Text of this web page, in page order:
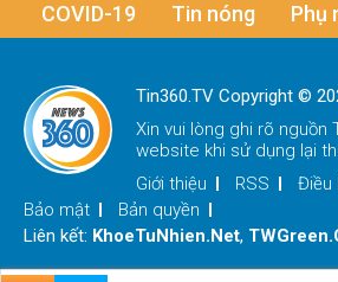
COVID-19
Tin nóng Phụ
Tin360.TV Copyright ©
Xin vui lòng ghi rõ nguồn
website khi sử dụng lại
Giới thiệu
RSS
Điều
Bảo mật
Bản quyền
Liên kết: KhoeTuNhien.Net,